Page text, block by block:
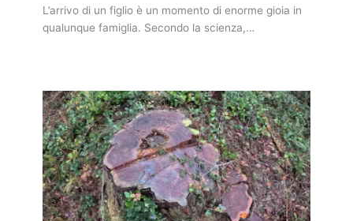
L’arrivo di un figlio è un momento di enorme gioia in
qualunque famiglia. Secondo la scienza,…